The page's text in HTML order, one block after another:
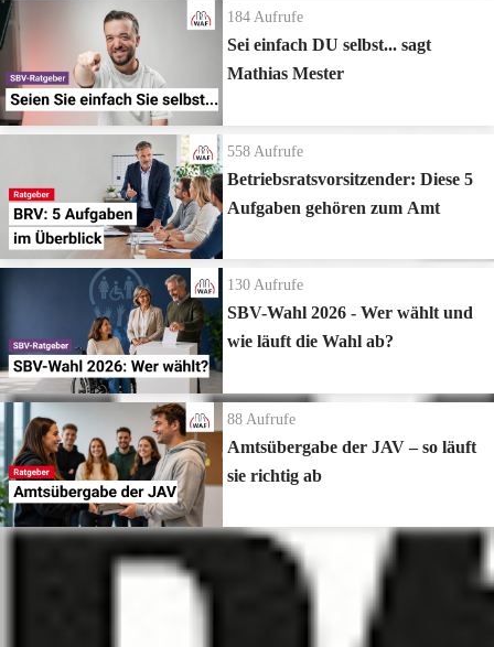
184 Aufrufe
Sei einfach DU selbst... sagt
Mathias Mester
558 Aufrufe
Betriebsratsvorsitzender: Diese 5
Aufgaben gehören zum Amt
130 Aufrufe
SBV-Wahl 2026 - Wer wählt und
wie läuft die Wahl ab?
88 Aufrufe
Amtsübergabe der JAV – so läuft
sie richtig ab
Zur Playlist